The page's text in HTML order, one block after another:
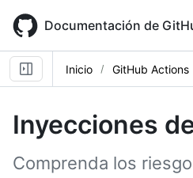
main
content
Documentación de
Inicio GitHub Actions
Inyecciones
Comprenda los